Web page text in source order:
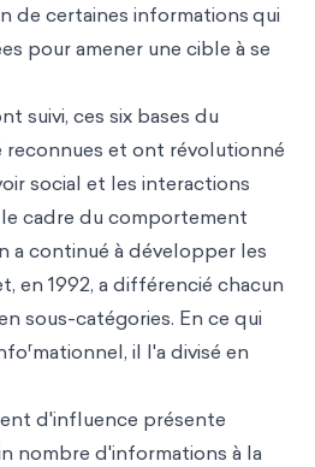
de certaines informationsqui
pour amener une cible à se
suivi, ces six bases du
reconnues et ont révolutionné
social et les interactions
cadre du comportement
a continué à développer les
en 1992, a différencié chacun
sous-catégories. En ce qui
rmationnel, il l'a divisé en
d'influence présente
nombre d'informations à la